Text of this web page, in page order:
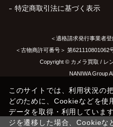
特定商取引法に基づく表示
＜適格請求発行事業者
＜古物商許可番号＞ 第
Copyright © カメラ買取 / レ
NANIWA Group
このサイトでは、利用状況の
どのために、Cookieなどを使
データを取得・利用していま
ジを遷移した場合、Cookieな